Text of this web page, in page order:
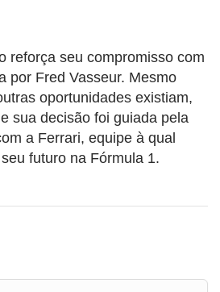
reforça seu compromisso com
por Fred Vasseur. Mesmo
oportunidades existiam,
sua decisão foi guiada pela
a Ferrari, equipe à qual
futuro na Fórmula 1.